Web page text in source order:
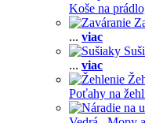
Koše na
... viac
... viac
Poťahy na